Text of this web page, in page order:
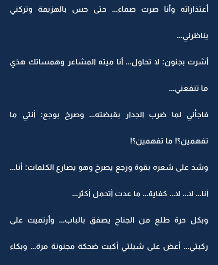
أعتذاراته وأنا صرت صماء... حتى حس بالهزيمة وتركني
يناظرني...
أشرت بجنون: لا تحاول... أنا ميته المشاعر وهمساتك هذي
ما تنفعني...
فاجأني لما ضرب الجدار بقبضته... وصرخ بوجع: أنتي ما
تفهمين؟! ما تفهمين؟!
وشد على شعره بقوة ورجع يصرخ وهو يصارع الكلمات: أنا...
أنا... لا... لا... كفاية... ما عدت أتحمل أكثر...
وبكل حرة طلع من الجناح يصفق بالباب... وأرتميت على
ركبتي... أعض على شيلتي أكبت ضحكة مجنونة مرة... وبكاء